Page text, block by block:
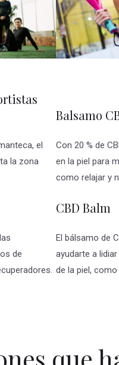
el
la zona
de
Balsamo
Con 20 % de
en la piel para
como relajar y
CBD Balm
El bálsamo de
ayudarte a
de la piel,